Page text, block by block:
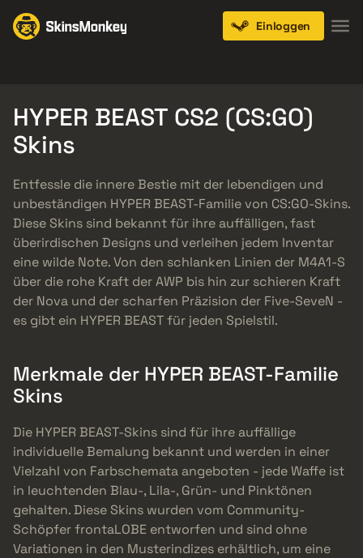
Einloggen
HYPER BEAST CS2 (CS:GO)
Skins
Entfessle die innere Bestie mit der lebendigen und
unbeständigen HYPER BEAST-Familie von CS:GO-Skins.
Diese Skins sind bekannt für ihre auffälligen, fast
überirdischen Designs und verleihen jedem Inventar
eine wilde Note. Von den schlanken Linien der M4A1-S
über die rohe Kraft der AWP bis hin zur schieren Kraft
der Nova und der scharfen Präzision der Five-SeveN -
es gibt ein HYPER BEAST für jeden Spielstil.
Merkmale der HYPER BEAST-Familie
Skins
Die HYPER BEAST-Skins sind für ihre auffällige
individuelle Bemalung bekannt und werden in einer
Vielzahl von Farbschemata angeboten - jede Waffe ist
in leuchtenden Blau-, Lila-, Grün- und Pinktönen
gehalten. Diese Skins wurden vom Community-
Schöpfer frontaLOBE entworfen und sind ohne
Variationen in den Musterindizes erhältlich, um eine